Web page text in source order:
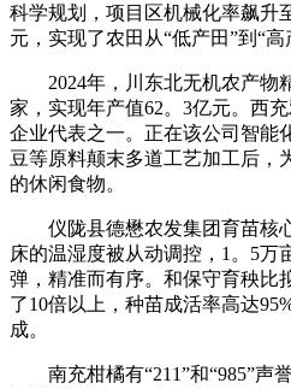
科学规划，项目区机械化率飙升
元，实现了农田从“低产田”到“高
2024年，川东北无机农产物
家，实现年产值62。3亿元。西
企业代表之一。正在该公司智能
豆等原料颠末多道工艺加工后，
的休闲食物。
仪陇县德懋农发集团育苗核
床的温湿度被从动调控，1。5万
弹，精准而有序。和保守育秧比
了10倍以上，种苗成活率高达
成。
南充柑橘有“211”和“985”声誉